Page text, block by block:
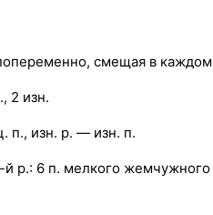
смещая в каждом
2 изн.
п., изн. р. — изн. п.
й р.: 6 п. мелкого